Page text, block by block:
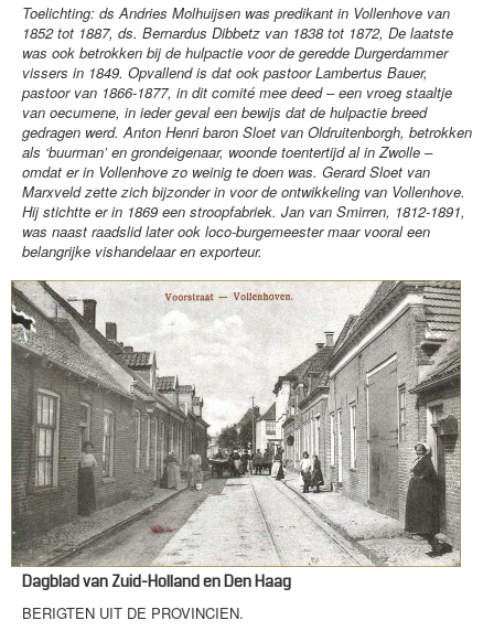
Toelichting: ds Andries Molhuijsen was predikant in Vollenhove van
1852 tot 1887, ds. Bernardus Dibbetz van 1838 tot 1872, De laatste
was ook betrokken bij de hulpactie voor de geredde Durgerdammer
vissers in 1849. Opvallend is dat ook pastoor Lambertus Bauer,
pastoor van 1866-1877, in dit comité mee deed – een vroeg staaltje
van oecumene, in ieder geval een bewijs dat de hulpactie breed
gedragen werd. Anton Henri baron Sloet van Oldruitenborgh, betrokken
als ‘buurman’ en grondeigenaar, woonde toentertijd al in Zwolle –
omdat er in Vollenhove zo weinig te doen was. Gerard Sloet van
Marxveld zette zich bijzonder in voor de ontwikkeling van Vollenhove.
Hij stichtte er in 1869 een stroopfabriek. Jan van Smirren, 1812-1891,
was naast raadslid later ook loco-burgemeester maar vooral een
belangrijke vishandelaar en exporteur.
Dagblad van Zuid-Holland en Den Haag
BERIGTEN UIT DE PROVINCIEN.